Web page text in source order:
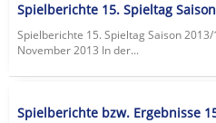
Spielberichte 15. Spieltag
Spielberichte 15. Spieltag Saison
November 2013 In der...
Spielberichte bzw. Ergebnisse